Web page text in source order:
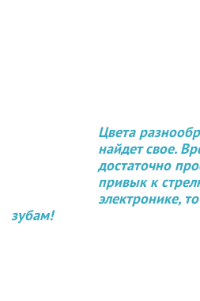
Цвета
найдет свое.
достаточно
привык к
электронике,
зубам!